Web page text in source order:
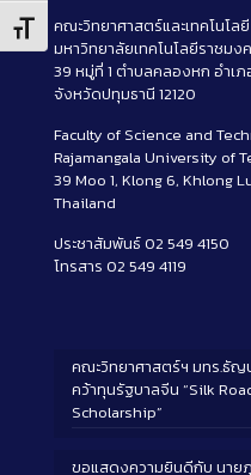
Toggle Font size
คณะวิทยาศาสตร์และเทคโนโลยี
มหาวิทยาลัยเทคโนโลยีราชม
39 หมู่ที่ 1 ตำบลคลองหก อำเ
จังหวัดปทุมธานี 12120
Faculty of Science and
Rajamangala University of
39 Moo 1, Klong 6, Khlong
Thailand
ประชาสัมพันธ์ 02 549 4150
โทรสาร 02 549 4119
คณะวิทยาศาสตร์ฯ มทร.ธั
คว้าทุนรัฐบาลจีน “Silk
Scholarship”
ขอแสดงความยินดีกับ นา